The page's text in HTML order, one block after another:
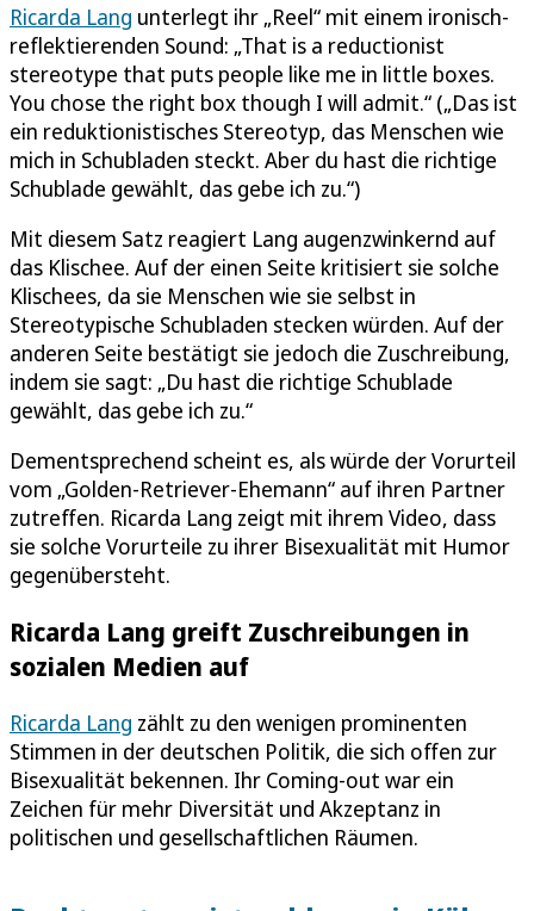
Ricarda Lang unterlegt ihr „Reel“ mit einem ironisch-
reflektierenden Sound: „That is a reductionist
stereotype that puts people like me in little boxes.
You chose the right box though I will admit.“ („Das ist
ein reduktionistisches Stereotyp, das Menschen wie
mich in Schubladen steckt. Aber du hast die richtige
Schublade gewählt, das gebe ich zu.“)
Mit diesem Satz reagiert Lang augenzwinkernd auf
das Klischee. Auf der einen Seite kritisiert sie solche
Klischees, da sie Menschen wie sie selbst in
Stereotypische Schubladen stecken würden. Auf der
anderen Seite bestätigt sie jedoch die Zuschreibung,
indem sie sagt: „Du hast die richtige Schublade
gewählt, das gebe ich zu.“
Dementsprechend scheint es, als würde der Vorurteil
vom „Golden-Retriever-Ehemann“ auf ihren Partner
zutreffen. Ricarda Lang zeigt mit ihrem Video, dass
sie solche Vorurteile zu ihrer Bisexualität mit Humor
gegenübersteht.
Ricarda Lang greift Zuschreibungen in
sozialen Medien auf
Ricarda Lang zählt zu den wenigen prominenten
Stimmen in der deutschen Politik, die sich offen zur
Bisexualität bekennen. Ihr Coming-out war ein
Zeichen für mehr Diversität und Akzeptanz in
politischen und gesellschaftlichen Räumen.